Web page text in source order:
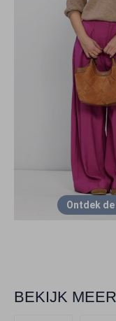
Ontdek
BEKIJK MEER